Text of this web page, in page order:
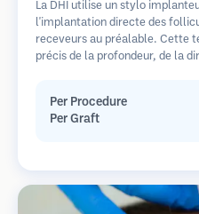
La DHI utilise un stylo
l'implantation directe des
receveurs au préalable. Cette
précis de la profondeur, de la
Per Procedure
Per Graft